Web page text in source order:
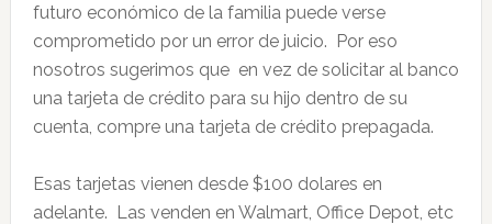
futuro económico de la familia puede verse
comprometido por un error de juicio. Por eso
nosotros sugerimos que en vez de solicitar al banco
una tarjeta de crédito para su hijo dentro de su
cuenta, compre una tarjeta de crédito prepagada.
Esas tarjetas vienen desde $100 dolares en
adelante. Las venden en Walmart, Office Depot, etc